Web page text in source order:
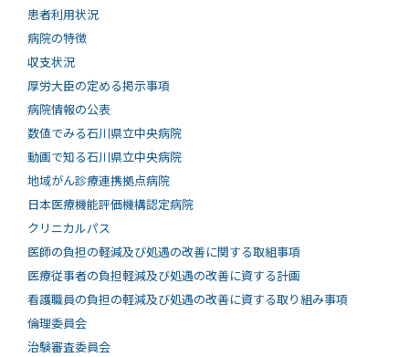
患者利用状況
病院の特徴
収支状況
厚労大臣の定める掲示事項
病院情報の公表
数値でみる石川県立中央病院
動画で知る⽯川県⽴中央病院
地域がん診療連携拠点病院
日本医療機能評価機構認定病院
クリニカルパス
医師の負担の軽減及び処遇の改善に関する取組事項
医療従事者の負担軽減及び処遇の改善に資する計画
看護職員の負担の軽減及び処遇の改善に資する取り組み事項
倫理委員会
治験審査委員会